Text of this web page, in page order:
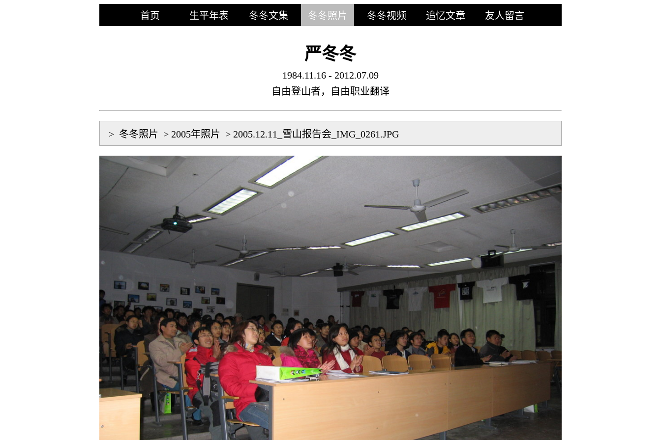
首页 生平年表 冬冬文集 冬冬照片 冬冬视频 追忆文章 友人留言
严冬冬
1984.11.16 - 2012.07.09
自由登山者，自由职业翻译
> 冬冬照片 > 2005年照片 > 2005.12.11_雪山报告会_IMG_0261.JPG